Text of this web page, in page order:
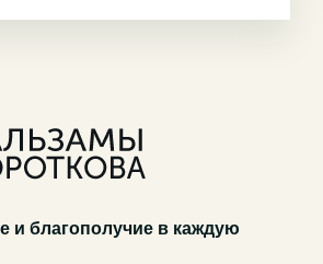
и благополучие в каждую